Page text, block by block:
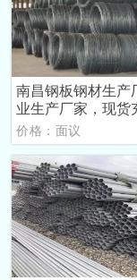
南昌钢板钢材生产
业生产厂家，现货
价格：面议